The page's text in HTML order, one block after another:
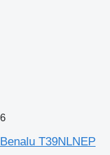
6
Benalu T39NLNEP